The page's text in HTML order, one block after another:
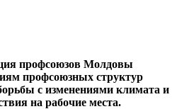
профсоюзов Мол­довы
профсоюз­ных структур
с изменениями климата и
на рабочие места.